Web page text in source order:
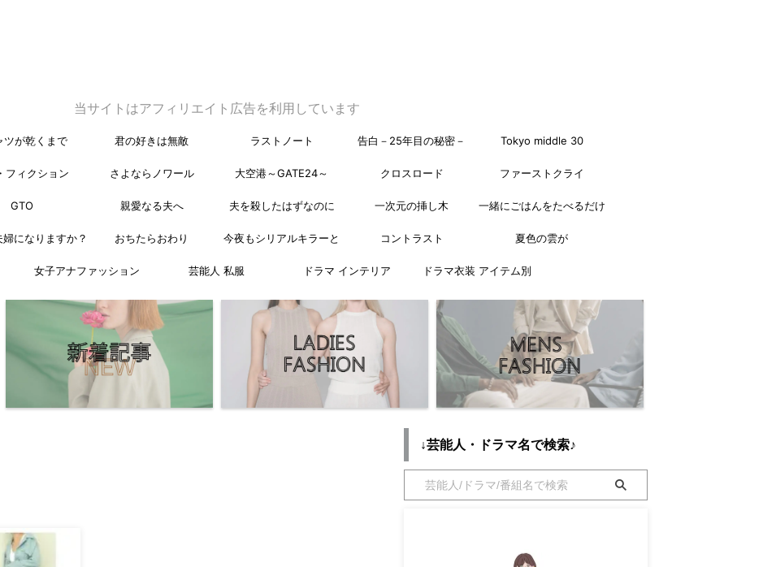
当サイトはアフィリエイト広告を利用しています
ツが乾くまで 君の好きは無敵 ラストノート 告白－25年目の秘密－ Tokyo middle 30
フィクション さよならノワール 大空港～GATE24～ クロスロード ファーストクライ
GTO 親愛なる夫へ 夫を殺したはずなのに 一次元の挿し木 一緒にごはんをたべるだけ
婦になりますか？ おちたらおわり 今夜もシリアルキラーと コントラスト 夏色の雲が
女子アナファッション 芸能人 私服 ドラマ インテリア ドラマ衣装 アイテム別
↓芸能人・ドラマ名で検索♪